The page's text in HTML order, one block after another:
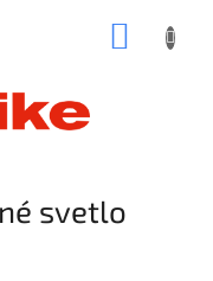
svetlo